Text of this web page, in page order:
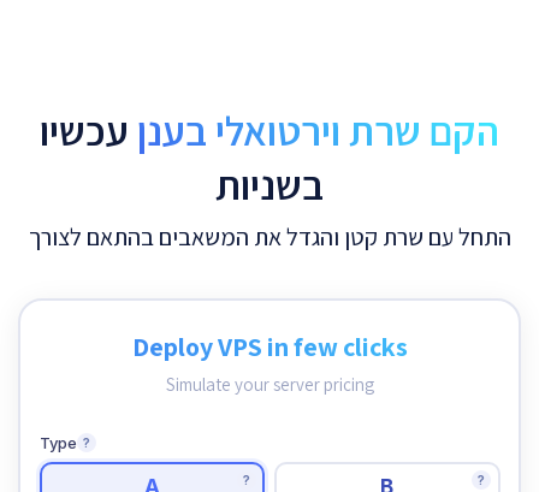
הקם שרת וירטואלי בענן עכשיו
בשניות
התחל עם שרת קטן והגדל את המשאבים בהתאם לצורך
Deploy VPS in few clicks
Simulate your server pricing
Type ?
? ?